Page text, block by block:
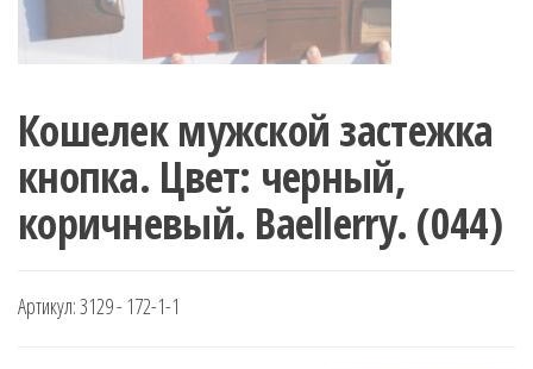
Кошелек мужской застежка
кнопка. Цвет: черный,
коричневый. Baellerry. (044)
Артикул:3129 - 172-1-1